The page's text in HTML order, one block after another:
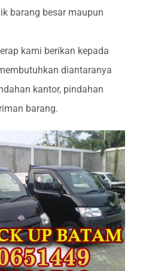
barang besar maupun
kami berikan kepada
diantaranya
kantor, pindahan
barang.